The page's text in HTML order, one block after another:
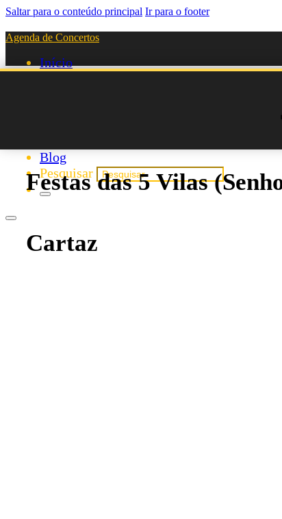
Saltar para o conteúdo principal Ir para o footer
Agenda de Concertos
Início
Blog
Pesquisar
Festas das 5 Vilas
Cartaz